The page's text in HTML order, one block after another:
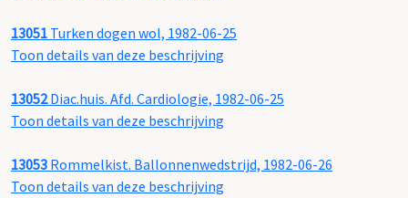
13051 Turken dogen wol, 1982-06-25
Toon details van deze beschrijving
13052Diac.huis. Afd. Cardiologie, 1982-06-25
Toon details van deze beschrijving
13053 Rommelkist. Ballonnenwedstrijd, 1982-06-26
Toon details van deze beschrijving